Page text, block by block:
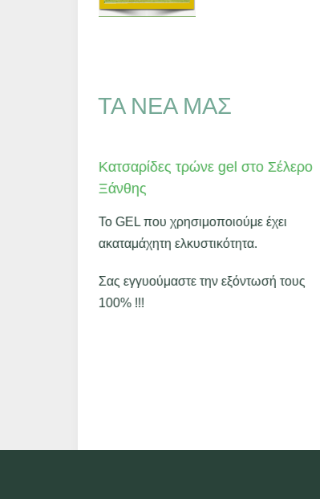
ΤΑ ΝΈΑ ΜΑΣ
Κατσαρίδες τρώνε gel στο Σέλερο
Ξάνθης
Το GEL που χρησιμοποιούμε έχει
ακαταμάχητη ελκυστικότητα.
Σας εγγυούμαστε την εξόντωσή τους
100% !!!